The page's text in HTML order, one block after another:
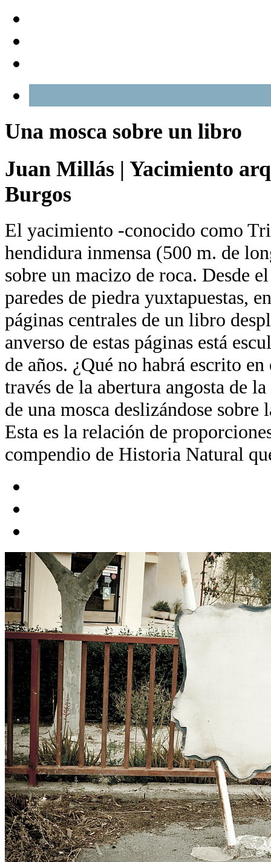
Una mosca sobre un libro
Juan Millás | Yacimiento
Burgos
El yacimiento -conocido como
hendidura inmensa (500 m. de
sobre un macizo de roca. Desde
paredes de piedra yuxtapuestas,
páginas centrales de un libro
anverso de estas páginas está
de años. ¿Qué no habrá escrito
través de la abertura angosta de
de una mosca deslizándose
Esta es la relación de
compendio de Historia Natural